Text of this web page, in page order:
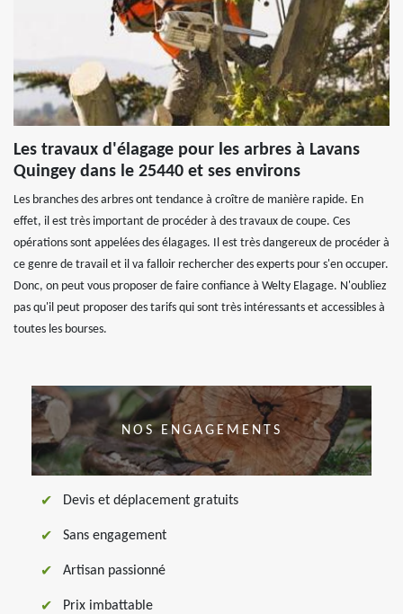
Les travaux d'élagage pour les arbres à Lavans
Quingey dans le 25440 et ses environs
Les branches des arbres ont tendance à croître de manière rapide. En
effet, il est très important de procéder à des travaux de coupe. Ces
opérations sont appelées des élagages. Il est très dangereux de procéder à
ce genre de travail et il va falloir rechercher des experts pour s'en occuper.
Donc, on peut vous proposer de faire confiance à Welty Elagage. N'oubliez
pas qu'il peut proposer des tarifs qui sont très intéressants et accessibles à
toutes les bourses.
NOS ENGAGEMENTS
Devis et déplacement gratuits
Sans engagement
Artisan passionné
Prix imbattable